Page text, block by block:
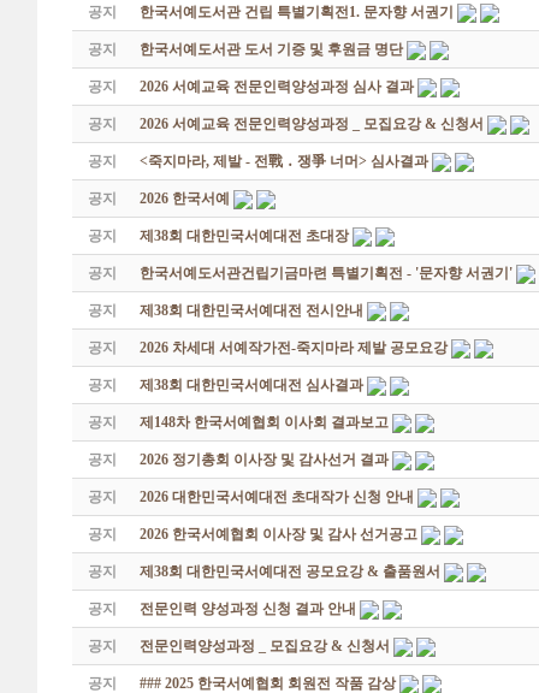
공지 한국서예도서관 건립 특별기획전1. 문자향 서권기
공지 한국서예도서관 도서 기증 및 후원금 명단
공지 2026 서예교육 전문인력양성과정 심사 결과
공지 2026 서예교육 전문인력양성과정 _ 모집요강 & 신청서
공지 <죽지마라, 제발 - 전戰 ․ 쟁爭 너머> 심사결과
공지 2026 한국서예
공지 제38회 대한민국서예대전 초대장
공지 한국서예도서관건립기금마련 특별기획전 - '문자향 서권기'
공지 제38회 대한민국서예대전 전시안내
공지 2026 차세대 서예작가전-죽지마라 제발 공모요강
공지 제38회 대한민국서예대전 심사결과
공지 제148차 한국서예협회 이사회 결과보고
공지 2026 정기총회 이사장 및 감사선거 결과
공지 2026 대한민국서예대전 초대작가 신청 안내
공지 2026 한국서예협회 이사장 및 감사 선거공고
공지 제38회 대한민국서예대전 공모요강 & 출품원서
공지 전문인력 양성과정 신청 결과 안내
공지 전문인력양성과정 _ 모집요강 & 신청서
공지 ### 2025 한국서예협회 회원전 작품 감상